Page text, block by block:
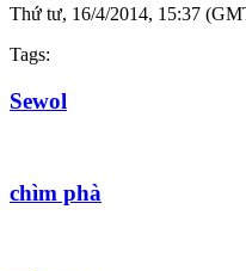
Thứ tư, 16/4/2014, 15:37
Tags:
Sewol
chìm phà